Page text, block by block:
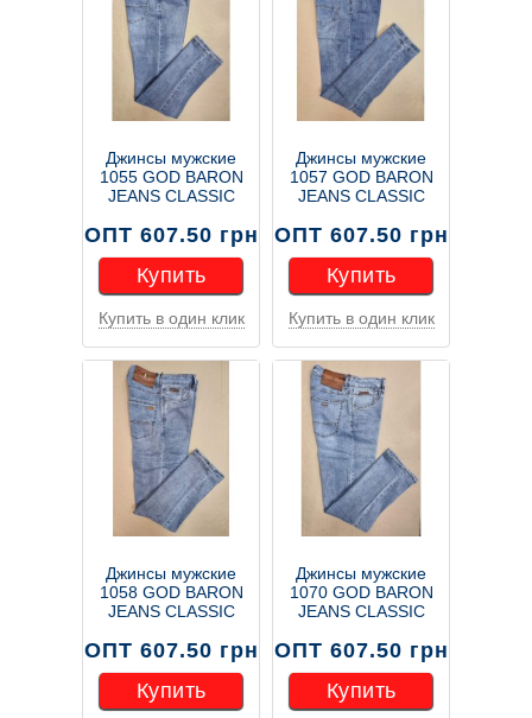
Джинсы мужские
1055 GOD BARON
JEANS CLASSIC
ОПТ 607.50 грн
Купить
Купить
Купить в один клик
Джинсы мужские
1057 GOD BARON
JEANS CLASSIC
ОПТ 607.50 грн
Купить
Купить
Купить в один клик
Джинсы мужские
1058 GOD BARON
JEANS CLASSIC
ОПТ 607.50 грн
Купить
Джинсы мужские
1070 GOD BARON
JEANS CLASSIC
ОПТ 607.50 грн
Купить